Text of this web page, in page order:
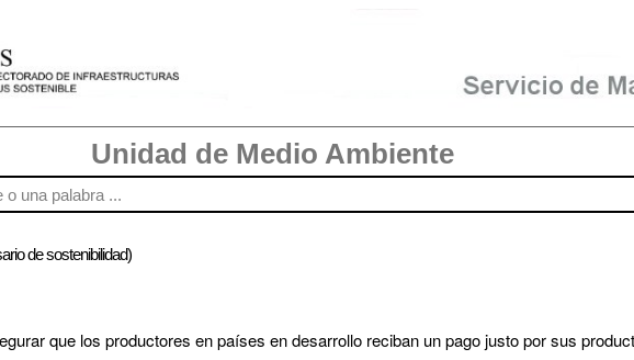
Unidad de Medio Ambiente
de sostenibilidad)
que los productores en países en desarrollo reciban un pago justo por sus